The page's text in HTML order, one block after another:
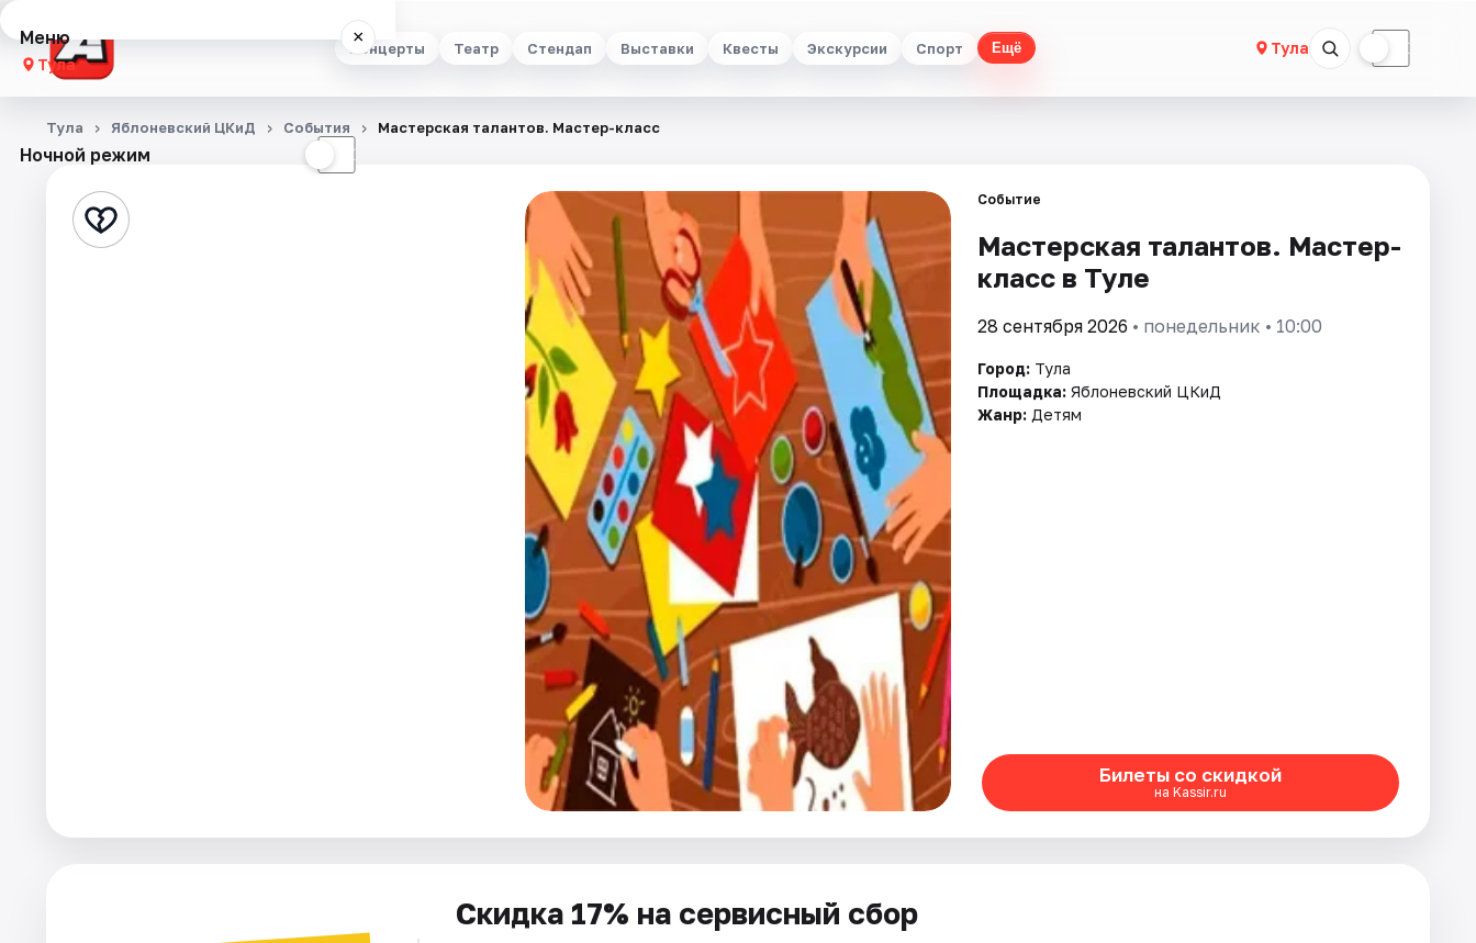
Концерты Театр Стендап Выставки Квесты Экскурсии Спорт Ещё Тула ☾
Меню ×
Тула
Концерты
Стендап
Ночной режим ☾
Тула Яблоневский ЦКиД События Мастерская талантов. Мастер-класс
Событие
Мастерская талантов. Мастер-
класс в Туле
28 сентября 2026 • понедельник • 10:00
Город: Тула
Площадка: Яблоневский ЦКиД
Жанр: Детям
Билеты со скидкой
на Kassir.ru
Скидка 17% на сервисный сбор